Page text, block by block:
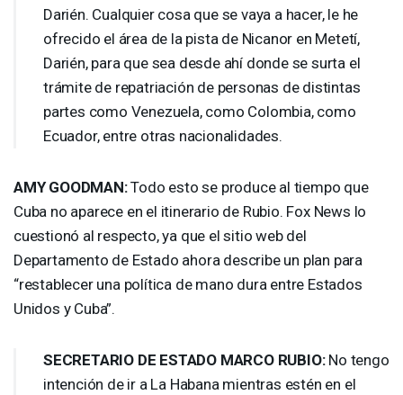
Darién. Cualquier cosa que se vaya a hacer, le he
ofrecido el área de la pista de Nicanor en Metetí,
Darién, para que sea desde ahí donde se surta el
trámite de repatriación de personas de distintas
partes como Venezuela, como Colombia, como
Ecuador, entre otras nacionalidades.
AMY GOODMAN:Todo esto se produce al tiempo que
Cuba no aparece en el itinerario de Rubio. Fox News lo
cuestionó al respecto, ya que el sitio web del
Departamento de Estado ahora describe un plan para
“restablecer una política de mano dura entre Estados
Unidos y Cuba”.
SECRETARIO DE ESTADO MARCO RUBIO:No tengo
intención de ir a La Habana mientras estén en el